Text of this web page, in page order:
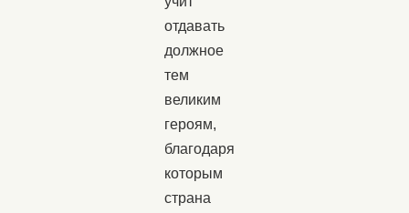
отдавать
должное
тем
великим
героям,
благодаря
которым
страна